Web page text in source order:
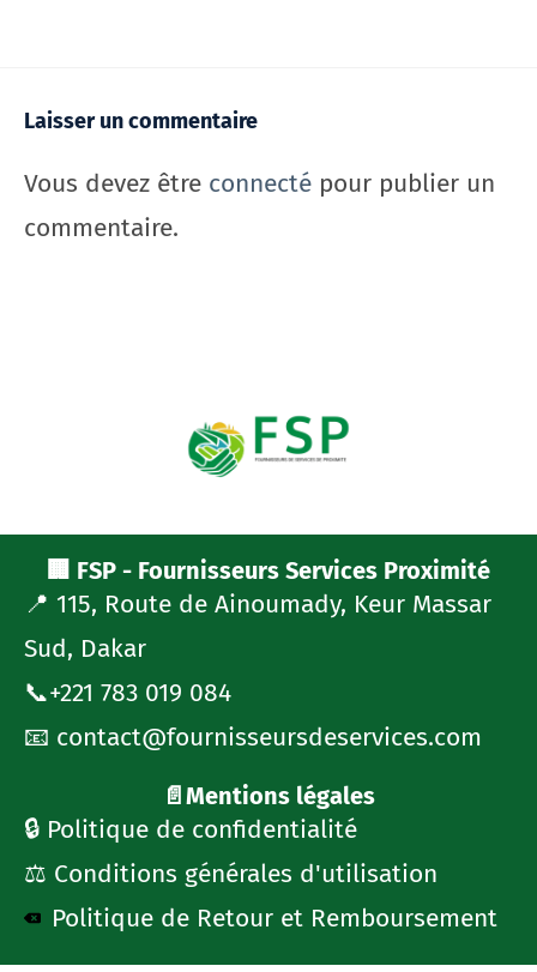
Laisser un commentaire
Vous devez être connecté pour publier un
commentaire.
🏢 FSP - Fournisseurs Services Proximité
📍 115, Route de Ainoumady, Keur Massar
Sud, Dakar
📞+221 783 019 084
📧 contact@fournisseursdeservices.com
📄Mentions légales
🔒 Politique de confidentialité
⚖️ Conditions générales d'utilisation
Politique de Retour et Remboursement